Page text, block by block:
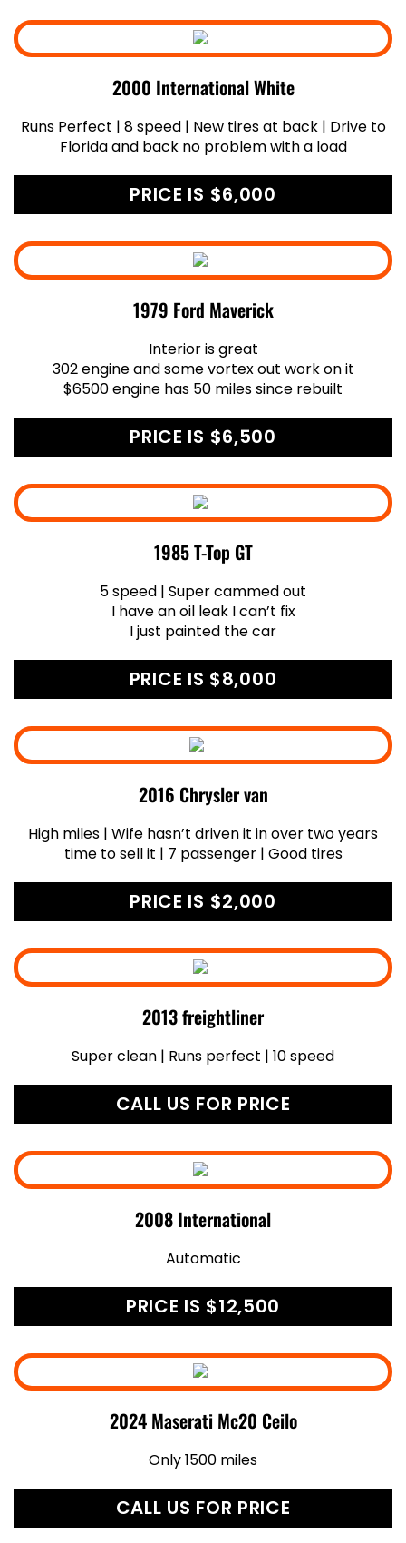
2000 International White
Runs Perfect | 8 speed | New tires at back | Drive to
Florida and back no problem with a load
PRICE IS $6,000
1979 Ford Maverick
Interior is great
302 engine and some vortex out work on it
$6500 engine has 50 miles since rebuilt
PRICE IS $6,500
1985 T-Top GT
5 speed | Super cammed out
I have an oil leak I can’t fix
I just painted the car
PRICE IS $8,000
2016 Chrysler van
High miles | Wife hasn’t driven it in over two years
time to sell it | 7 passenger | Good tires
PRICE IS $2,000
2013 freightliner
Super clean | Runs perfect | 10 speed
CALL US FOR PRICE
2008 International
Automatic
PRICE IS $12,500
2024 Maserati Mc20 Ceilo
Only 1500 miles
CALL US FOR PRICE